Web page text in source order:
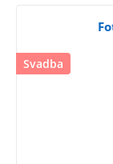
Svadba